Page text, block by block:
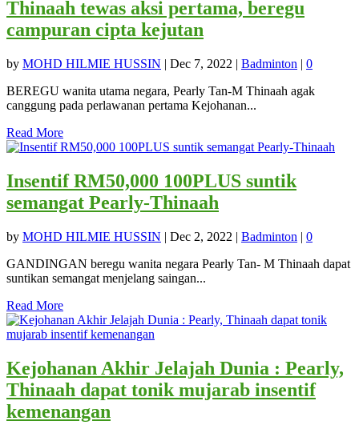
Thinaah tewas aksi pertama, beregu
campuran cipta kejutan
by MOHD HILMIE HUSSIN | Dec 7, 2022 | Badminton | 0
BEREGU wanita utama negara, Pearly Tan-M Thinaah agak
canggung pada perlawanan pertama Kejohanan...
Read More
Insentif RM50,000 100PLUS suntik
semangat Pearly-Thinaah
by MOHD HILMIE HUSSIN | Dec 2, 2022 | Badminton | 0
GANDINGAN beregu wanita negara Pearly Tan- M Thinaah dapat
suntikan semangat menjelang saingan...
Read More
Kejohanan Akhir Jelajah Dunia : Pearly,
Thinaah dapat tonik mujarab insentif
kemenangan